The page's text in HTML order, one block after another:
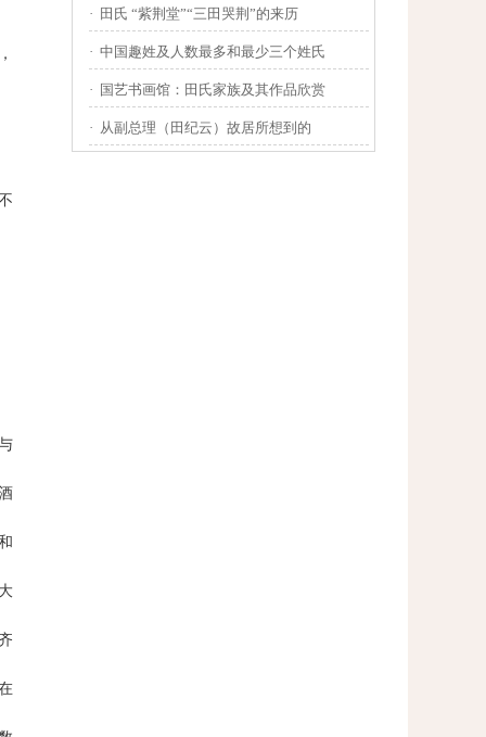
· 田氏 “紫荆堂”“三田哭荆”的来历
· 中国趣姓及人数最多和最少三个姓氏
· 国艺书画馆：田氏家族及其作品欣赏
· 从副总理（田纪云）故居所想到的